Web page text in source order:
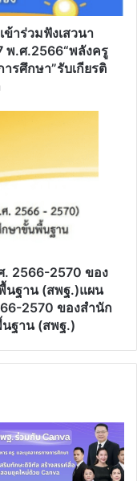
าร่วมฟังเสวนา
พ.ศ.2566“พลังครู
ศึกษา”รับเกียรติ
2566-2570 ของ
นฐาน (สพฐ.)แผน
2570 ของสำนัก
ฐาน (สพฐ.)